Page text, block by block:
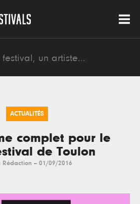
ACTUALITÉS
complet pour le
de Toulon
Rédaction -- 01/09/2016